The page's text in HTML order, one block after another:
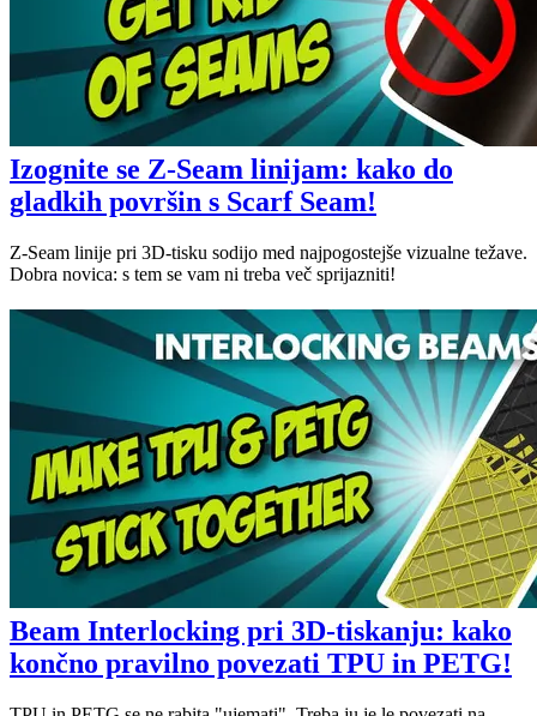
Izognite se Z-Seam linijam: kako do
gladkih površin s Scarf Seam!
Z-Seam linije pri 3D-tisku sodijo med najpogostejše vizualne težave.
Dobra novica: s tem se vam ni treba več sprijazniti!
Beam Interlocking pri 3D-tiskanju: kako
končno pravilno povezati TPU in PETG!